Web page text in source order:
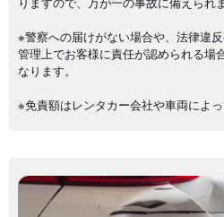
※警察への届けがない場合や、法律違
管理上でお客様に責任が認められる場
なります。
※免責額はレンタカー会社や車両によっ